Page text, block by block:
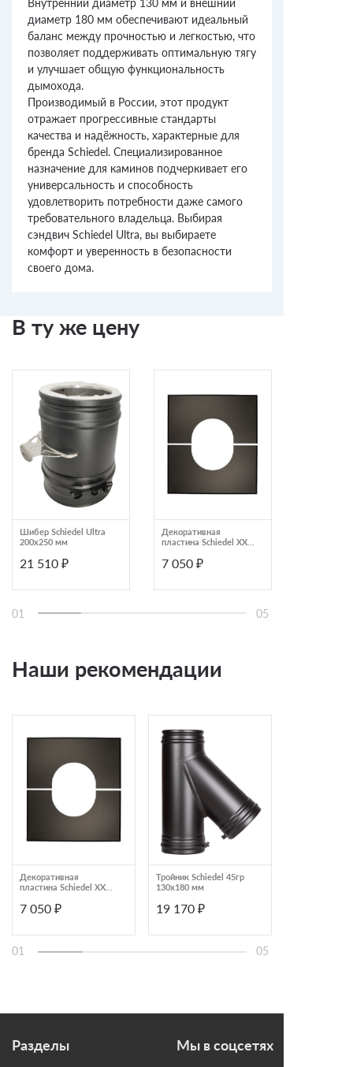
Внутренний диаметр 130 мм и внешний
диаметр 180 мм обеспечивают идеальный
баланс между прочностью и легкостью, что
позволяет поддерживать оптимальную тягу
и улучшает общую функциональность
дымохода.
Производимый в России, этот продукт
отражает прогрессивные стандарты
качества и надёжность, характерные для
бренда Schiedel. Специализированное
назначение для каминов подчеркивает его
универсальность и способность
удовлетворить потребности даже самого
требовательного владельца. Выбирая
сэндвич Schiedel Ultra, вы выбираете
комфорт и уверенность в безопасности
своего дома.
В ту же цену
Шибер Schiedel Ultra
200х250 мм
21 510 ₽
Декоративная
пластина Schiedel XXL
7 050 ₽
01 05
Наши рекомендации
Декоративная
пластина Schiedel XXL
7 050 ₽
Тройник Schiedel 45гр
130х180 мм
19 170 ₽
01 05
Разделы Мы в соцсетях